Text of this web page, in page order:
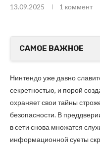
13.09.2025 1 коммент
САМОЕ ВАЖНОЕ
Нинтендо уже давно
секретностью, и порой
охраняет свои тайны
безопасности. В
в сети снова множатся
информационной суеты